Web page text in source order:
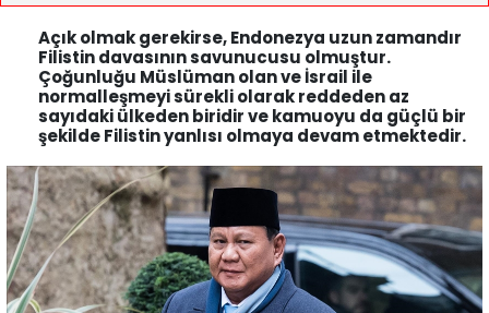
Açık olmak gerekirse, Endonezya uzun zamandır
Filistin davasının savunucusu olmuştur.
Çoğunluğu Müslüman olan ve İsrail ile
normalleşmeyi sürekli olarak reddeden az
sayıdaki ülkeden biridir ve kamuoyu da güçlü bir
şekilde Filistin yanlısı olmaya devam etmektedir.